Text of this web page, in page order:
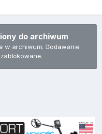
do archiwum
w archiwum. Dodawanie